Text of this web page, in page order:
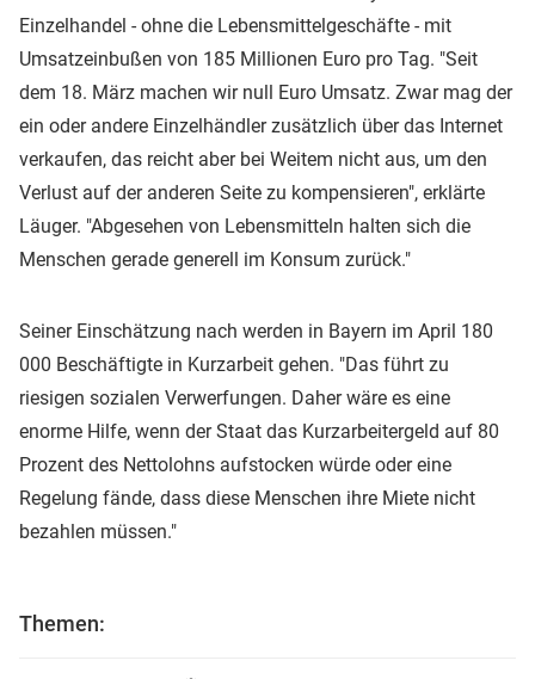
Einzelhandel - ohne die Lebensmittelgeschäfte - mit
Umsatzeinbußen von 185 Millionen Euro pro Tag. "Seit
dem 18. März machen wir null Euro Umsatz. Zwar mag der
ein oder andere Einzelhändler zusätzlich über das Internet
verkaufen, das reicht aber bei Weitem nicht aus, um den
Verlust auf der anderen Seite zu kompensieren", erklärte
Läuger. "Abgesehen von Lebensmitteln halten sich die
Menschen gerade generell im Konsum zurück."
Seiner Einschätzung nach werden in Bayern im April 180
000 Beschäftigte in Kurzarbeit gehen. "Das führt zu
riesigen sozialen Verwerfungen. Daher wäre es eine
enorme Hilfe, wenn der Staat das Kurzarbeitergeld auf 80
Prozent des Nettolohns aufstocken würde oder eine
Regelung fände, dass diese Menschen ihre Miete nicht
bezahlen müssen."
Themen: